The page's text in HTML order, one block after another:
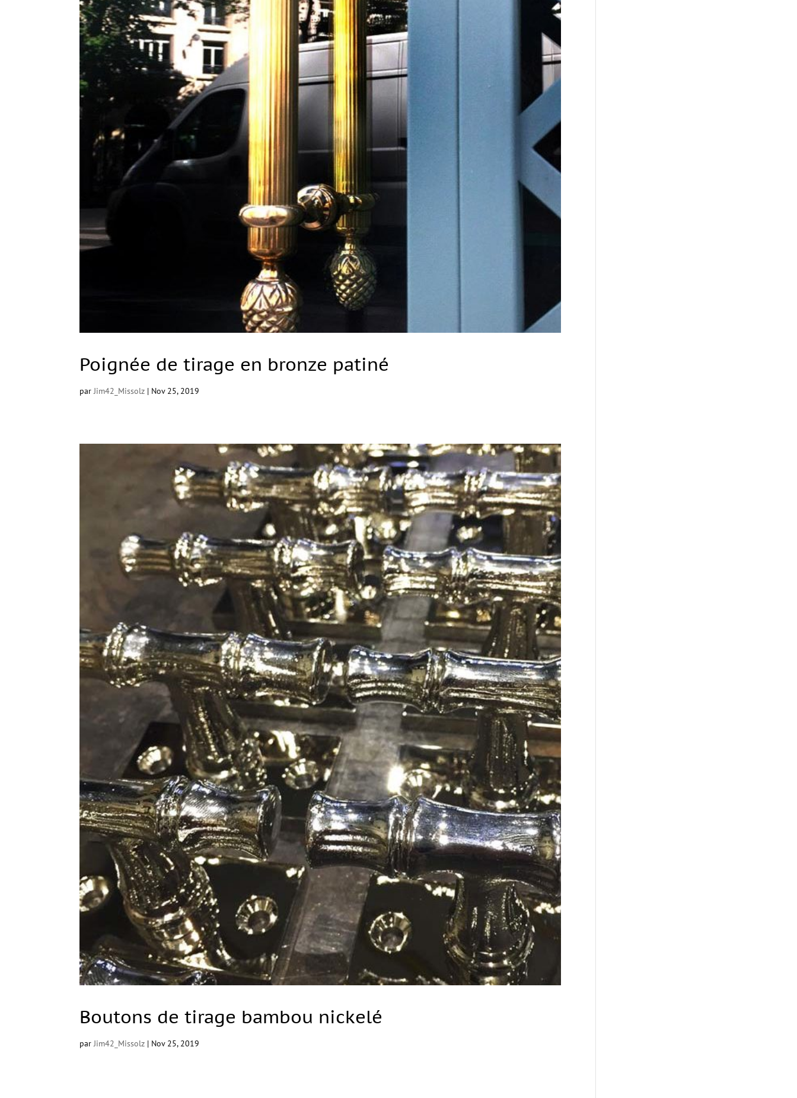
Poignée de tirage en bronze patiné
parJim42_Missolz | Nov 25, 2019
Boutons de tirage bambou nickelé
parJim42_Missolz | Nov 25, 2019